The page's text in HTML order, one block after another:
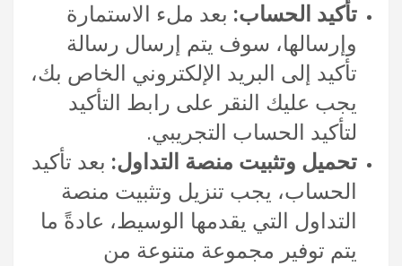
تأكيد الحساب: بعد ملء الاستمارة
وإرسالها، سوف يتم إرسال رسالة
تأكيد إلى البريد الإلكتروني الخاص بك،
يجب عليك النقر على رابط التأكيد
لتأكيد الحساب التجريبي.
تحميل وتثبيت منصة التداول: بعد تأكيد
الحساب، يجب تنزيل وتثبيت منصة
التداول التي يقدمها الوسيط، عادةً ما
يتم توفير مجموعة متنوعة من